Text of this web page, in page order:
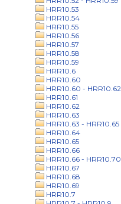
HRR10.53
HRR10.54
HRR10.55
HRR10.56
HRR10.57
HRR10.58
HRR10.59
HRR10.6
HRR10.60
HRR10.60 - HRR10.62
HRR10.61
HRR10.62
HRR10.63
HRR10.63 - HRR10.65
HRR10.64
HRR10.65
HRR10.66
HRR10.66 - HRR10.70
HRR10.67
HRR10.68
HRR10.69
HRR10.7